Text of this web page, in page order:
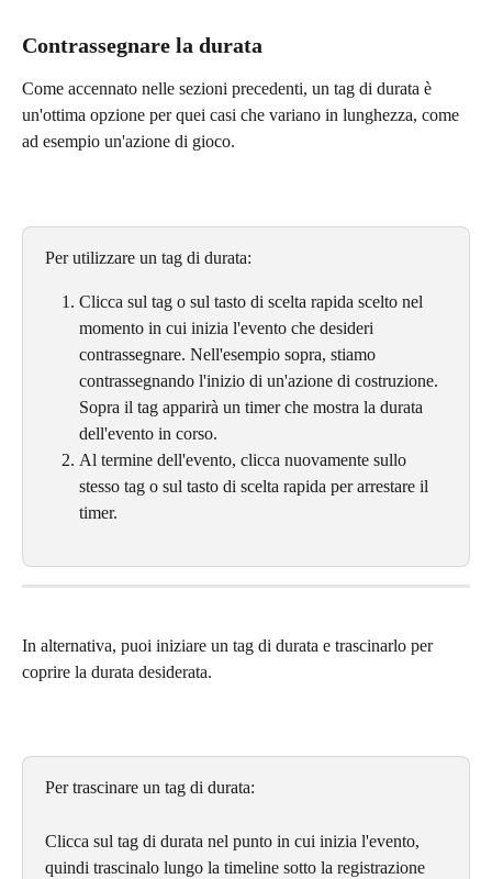
Contrassegnare la durata
Come accennato nelle sezioni precedenti, un tag di durata è
un'ottima opzione per quei casi che variano in lunghezza, come
ad esempio un'azione di gioco.
Per utilizzare un tag di durata:
Clicca sul tag o sul tasto di scelta rapida scelto nel
momento in cui inizia l'evento che desideri
contrassegnare. Nell'esempio sopra, stiamo
contrassegnando l'inizio di un'azione di costruzione.
Sopra il tag apparirà un timer che mostra la durata
dell'evento in corso.
Al termine dell'evento, clicca nuovamente sullo
stesso tag o sul tasto di scelta rapida per arrestare il
timer.
In alternativa, puoi iniziare un tag di durata e trascinarlo per
coprire la durata desiderata.
Per trascinare un tag di durata:
Clicca sul tag di durata nel punto in cui inizia l'evento,
quindi trascinalo lungo la timeline sotto la registrazione